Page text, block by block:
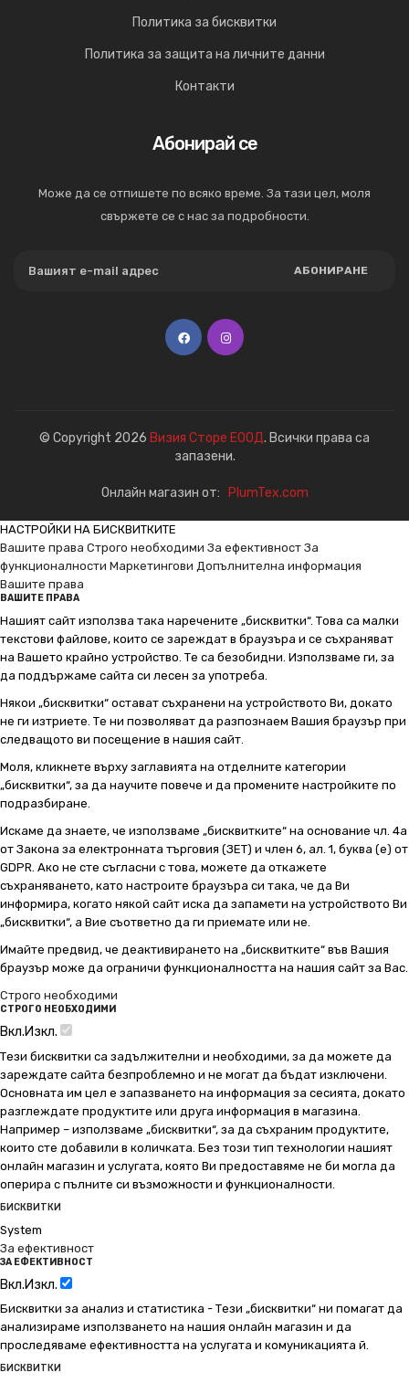
Политика за бисквитки
Политика за защита на личните данни
Контакти
Абонирай се
Може да се отпишете по всяко време. За тази цел, моля
свържете се с нас за подробности.
АБОНИРАНЕ
© Copyright 2026 Визия Сторе ЕООД. Всички права са
запазени.
Онлайн магазин от: PlumTex.com
НАСТРОЙКИ НА БИСКВИТКИТЕ
Вашите права Строго необходими За ефективност За
функционалности Маркетингови Допълнителна информация
Вашите права
ВАШИТЕ ПРАВА
Нашият сайт използва така наречените „бисквитки“. Това са малки
текстови файлове, които се зареждат в браузъра и се съхраняват
на Вашето крайно устройство. Те са безобидни. Използваме ги, за
да поддържаме сайта си лесен за употреба.
Някои „бисквитки“ остават съхранени на устройството Ви, докато
не ги изтриете. Те ни позволяват да разпознаем Вашия браузър при
следващото ви посещение в нашия сайт.
Моля, кликнете върху заглавията на отделните категории
„бисквитки“, за да научите повече и да промените настройките по
подразбиране.
Искаме да знаете, че използваме „бисквитките“ на основание чл. 4а
от Закона за електронната търговия (ЗЕТ) и член 6, ал. 1, буква (е) от
GDPR. Ако не сте съгласни с това, можете да откажете
съхраняването, като настроите браузъра си така, че да Ви
информира, когато някой сайт иска да запамети на устройството Ви
„бисквитки“, а Вие съответно да ги приемате или не.
Имайте предвид, че деактивирането на „бисквитките“ във Вашия
браузър може да ограничи функционалността на нашия сайт за Вас.
Строго необходими
СТРОГО НЕОБХОДИМИ
Вкл.Изкл.
Тези бисквитки са задължителни и необходими, за да можете да
зареждате сайта безпроблемно и не могат да бъдат изключени.
Основната им цел е запазването на информация за сесията, докато
разглеждате продуктите или друга информация в магазина.
Например – използваме „бисквитки“, за да съхраним продуктите,
които сте добавили в количката. Без този тип технологии нашият
онлайн магазин и услугата, която Ви предоставяме не би могла да
оперира с пълните си възможности и функционалности.
БИСКВИТКИ
System
За ефективност
ЗА ЕФЕКТИВНОСТ
Вкл.Изкл.
Бисквитки за анализ и статистика - Тези „бисквитки“ ни помагат да
анализираме използването на нашия онлайн магазин и да
проследяваме ефективността на услугата и комуникацията й.
БИСКВИТКИ